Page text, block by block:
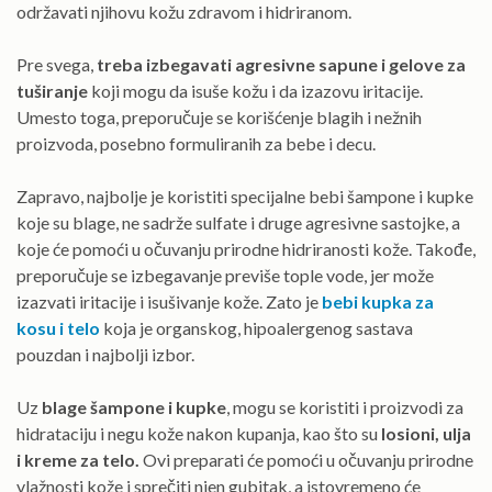
održavati njihovu kožu zdravom i hidriranom.
Pre svega, treba izbegavati agresivne sapune i gelove za
tuširanje koji mogu da isuše kožu i da izazovu iritacije.
Umesto toga, preporučuje se korišćenje blagih i nežnih
proizvoda, posebno formuliranih za bebe i decu.
Zapravo, najbolje je koristiti specijalne bebi šampone i kupke
koje su blage, ne sadrže sulfate i druge agresivne sastojke, a
koje će pomoći u očuvanju prirodne hidriranosti kože. Takođe,
preporučuje se izbegavanje previše tople vode, jer može
izazvati iritacije i isušivanje kože. Zato je bebi kupka za
kosu i telo koja je organskog, hipoalergenog sastava
pouzdan i najbolji izbor.
Uz blage šampone i kupke, mogu se koristiti i proizvodi za
hidrataciju i negu kože nakon kupanja, kao što su losioni, ulja
i kreme za telo. Ovi preparati će pomoći u očuvanju prirodne
vlažnosti kože i sprečiti njen gubitak, a istovremeno će